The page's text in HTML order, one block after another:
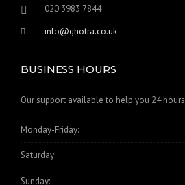
020 3983 7844
info@ghotra.co.uk
BUSINESS HOURS
Our support available to help you 24
Monday-Friday:
Saturday:
Sunday: